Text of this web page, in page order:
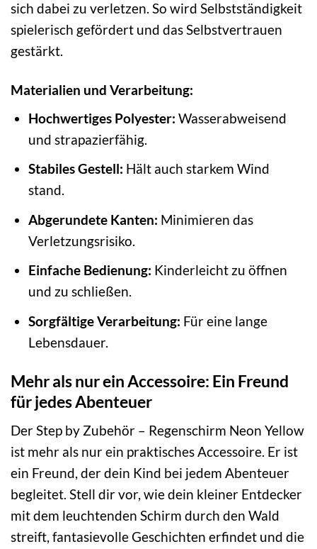
sich dabei zu verletzen. So wird Selbstständigkeit
spielerisch gefördert und das Selbstvertrauen
gestärkt.
Materialien und Verarbeitung:
Hochwertiges Polyester: Wasserabweisend
und strapazierfähig.
Stabiles Gestell: Hält auch starkem Wind
stand.
Abgerundete Kanten: Minimieren das
Verletzungsrisiko.
Einfache Bedienung: Kinderleicht zu öffnen
und zu schließen.
Sorgfältige Verarbeitung: Für eine lange
Lebensdauer.
Mehr als nur ein Accessoire: Ein Freund
für jedes Abenteuer
Der Step by Zubehör – Regenschirm Neon Yellow
ist mehr als nur ein praktisches Accessoire. Er ist
ein Freund, der dein Kind bei jedem Abenteuer
begleitet. Stell dir vor, wie dein kleiner Entdecker
mit dem leuchtenden Schirm durch den Wald
streift, fantasievolle Geschichten erfindet und die